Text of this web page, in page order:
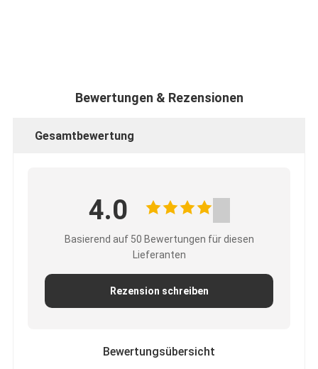
Bewertungen & Rezensionen
Gesamtbewertung
4.0
Basierend auf 50 Bewertungen für diesen
Lieferanten
Rezension schreiben
Bewertungsübersicht